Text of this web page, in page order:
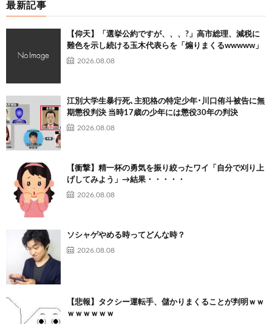
最新記事
【仰天】「選挙公約ですが、、、?」高市総理、減税に
難色を示し続ける玉木代表らを「煽りまくるwwwww」
2026.08.08
江別大学生暴行死､主犯格の特定少年･川口侑斗被告に無
期懲役判決 当時17歳の少年には懲役30年の判決
2026.08.08
【衝撃】精一杯の勇気を振り絞ったワイ「自分で刈り上
げしてみよう」→結果・・・・・
2026.08.08
ソシャゲやめる時ってどんな時？
2026.08.08
【悲報】タクシー運転手、儲かりまくることが判明ｗｗ
ｗｗｗｗｗｗ